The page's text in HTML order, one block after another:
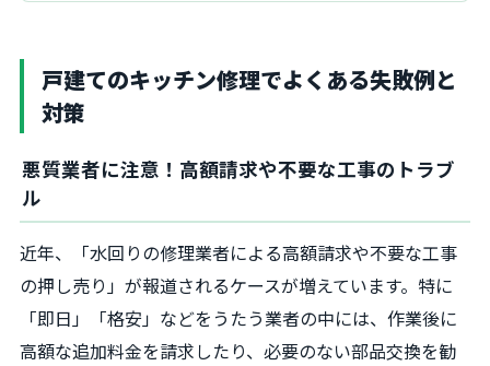
戸建てのキッチン修理でよくある失敗例と
対策
悪質業者に注意！高額請求や不要な工事のトラブ
ル
近年、「水回りの修理業者による高額請求や不要な工事
の押し売り」が報道されるケースが増えています。特に
「即日」「格安」などをうたう業者の中には、作業後に
高額な追加料金を請求したり、必要のない部品交換を勧